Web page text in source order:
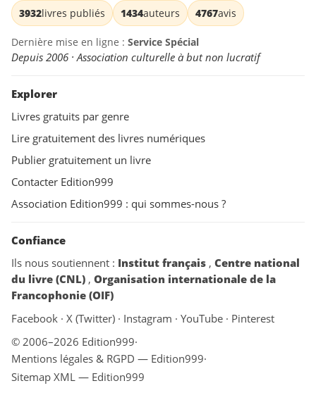
3932livres publiés 1434auteurs 4767avis
Dernière mise en ligne : Service Spécial
Depuis 2006 · Association culturelle à but non lucratif
Explorer
Livres gratuits par genre
Lire gratuitement des livres numériques
Publier gratuitement un livre
Contacter Edition999
Association Edition999 : qui sommes-nous ?
Confiance
Ils nous soutiennent : Institut français , Centre national
du livre (CNL) , Organisation internationale de la
Francophonie (OIF)
Facebook · X (Twitter) · Instagram · YouTube · Pinterest
© 2006–2026 Edition999·
Mentions légales & RGPD — Edition999·
Sitemap XML — Edition999